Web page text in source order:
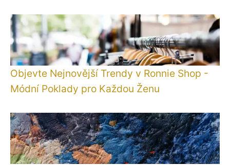
Objevte Nejnovější Trendy v Ronnie Shop -
Módní Poklady pro Každou Ženu